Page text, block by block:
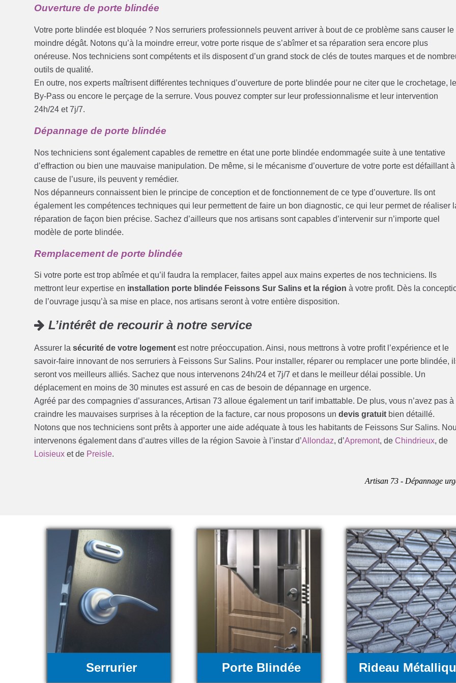
Ouverture de porte blindée
Votre porte blindée est bloquée ? Nos serruriers professionnels peuvent arriver à bout de ce problème sans causer le
moindre dégât. Notons qu’à la moindre erreur, votre porte risque de s’abîmer et sa réparation sera encore plus
onéreuse. Nos techniciens sont compétents et ils disposent d’un grand stock de clés de toutes marques et de
outils de qualité.
En outre, nos experts maîtrisent différentes techniques d’ouverture de porte blindée pour ne citer que le crochetage, le
By-Pass ou encore le perçage de la serrure. Vous pouvez compter sur leur professionnalisme et leur intervention
24h/24 et 7j/7.
Dépannage de porte blindée
Nos techniciens sont également capables de remettre en état une porte blindée endommagée suite à une tentative
d’effraction ou bien une mauvaise manipulation. De même, si le mécanisme d’ouverture de votre porte est défaillant à
cause de l’usure, ils peuvent y remédier.
Nos dépanneurs connaissent bien le principe de conception et de fonctionnement de ce type d’ouverture. Ils ont
également les compétences techniques qui leur permettent de faire un bon diagnostic, ce qui leur permet de réaliser
réparation de façon bien précise. Sachez d’ailleurs que nos artisans sont capables d’intervenir sur n’importe quel
modèle de porte blindée.
Remplacement de porte blindée
Si votre porte est trop abîmée et qu’il faudra la remplacer, faites appel aux mains expertes de nos techniciens. Ils
mettront leur expertise en installation porte blindée Feissons Sur Salins et la région à votre profit. Dès la
de l’ouvrage jusqu’à sa mise en place, nos artisans seront à votre entière disposition.
L’intérêt de recourir à notre service
Assurer lasécurité de votre logement est notre préoccupation. Ainsi, nous mettrons à votre profit l’expérience et le
savoir-faire innovant de nos serruriers à Feissons Sur Salins. Pour installer, réparer ou remplacer une porte blindée,
seront vos meilleurs alliés. Sachez que nous intervenons 24h/24 et 7j/7 et dans le meilleur délai possible. Un
déplacement en moins de 30 minutes est assuré en cas de besoin de dépannage en urgence.
Agréé par des compagnies d’assurances, Artisan 73 alloue également un tarif imbattable. De plus, vous n’avez pas à
craindre les mauvaises surprises à la réception de la facture, car nous proposons undevis gratuit bien détaillé.
Notons que nos techniciens sont prêts à apporter une aide adéquate à tous les habitants de Feissons Sur Salins.
intervenons également dans d’autres villes de la région Savoie à l’instar d’Allondaz, d’Apremont, deChindrieux, de
Loisieux et de Preisle.
Artisan 73 - Dépannage
Serrurier Porte Blindée Rideau